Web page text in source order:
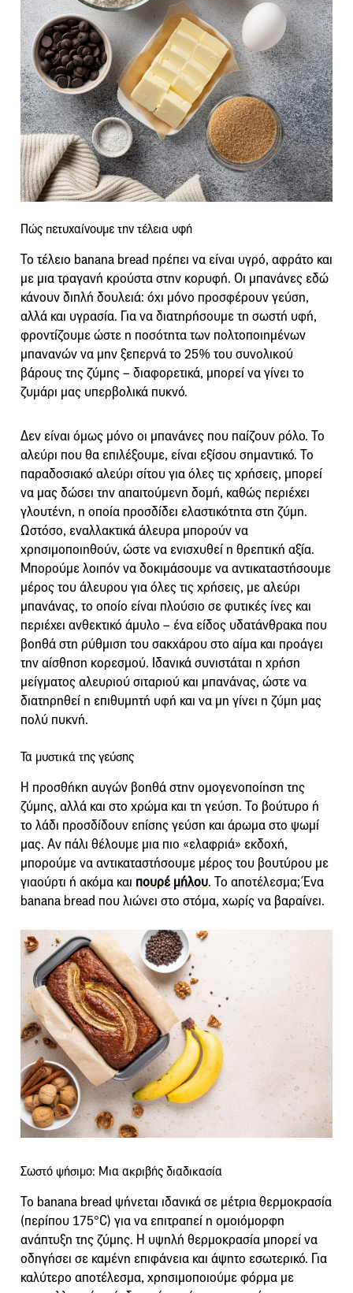
Πώς πετυχαίνουμε την τέλεια υφή
Το τέλειο banana bread πρέπει να είναι υγρό, αφράτο και
με μια τραγανή κρούστα στην κορυφή. Οι μπανάνες εδώ
κάνουν διπλή δουλειά: όχι μόνο προσφέρουν γεύση,
αλλά και υγρασία. Για να διατηρήσουμε τη σωστή υφή,
φροντίζουμε ώστε η ποσότητα των πολτοποιημένων
μπανανών να μην ξεπερνά το 25% του συνολικού
βάρους της ζύμης – διαφορετικά, μπορεί να γίνει το
ζυμάρι μας υπερβολικά πυκνό.
Δεν είναι όμως μόνο οι μπανάνες που παίζουν ρόλο. Το
αλεύρι που θα επιλέξουμε, είναι εξίσου σημαντικό. Το
παραδοσιακό αλεύρι σίτου για όλες τις χρήσεις, μπορεί
να μας δώσει την απαιτούμενη δομή, καθώς περιέχει
γλουτένη, η οποία προσδίδει ελαστικότητα στη ζύμη.
Ωστόσο, εναλλακτικά άλευρα μπορούν να
χρησιμοποιηθούν, ώστε να ενισχυθεί η θρεπτική αξία.
Μπορούμε λοιπόν να δοκιμάσουμε να αντικαταστήσουμε
μέρος του άλευρου για όλες τις χρήσεις, με αλεύρι
μπανάνας, το οποίο είναι πλούσιο σε φυτικές ίνες και
περιέχει ανθεκτικό άμυλο – ένα είδος υδατάνθρακα που
βοηθά στη ρύθμιση του σακχάρου στο αίμα και προάγει
την αίσθηση κορεσμού. Ιδανικά συνιστάται η χρήση
μείγματος αλευριού σιταριού και μπανάνας, ώστε να
διατηρηθεί η επιθυμητή υφή και να μη γίνει η ζύμη μας
πολύ πυκνή.
Τα μυστικά της γεύσης
Η προσθήκη αυγών βοηθά στην ομογενοποίηση της
ζύμης, αλλά και στο χρώμα και τη γεύση. Το βούτυρο ή
το λάδι προσδίδουν επίσης γεύση και άρωμα στο ψωμί
μας. Αν πάλι θέλουμε μια πιο «ελαφριά» εκδοχή,
μπορούμε να αντικαταστήσουμε μέρος του βουτύρου με
γιαούρτι ή ακόμα και πουρέ μήλου. Το αποτέλεσμα; Ένα
banana bread που λιώνει στο στόμα, χωρίς να βαραίνει.
Σωστό ψήσιμο: Μια ακριβής διαδικασία
Το banana bread ψήνεται ιδανικά σε μέτρια θερμοκρασία
(περίπου 175°C) για να επιτραπεί η ομοιόμορφη
ανάπτυξη της ζύμης. Η υψηλή θερμοκρασία μπορεί να
οδηγήσει σε καμένη επιφάνεια και άψητο εσωτερικό. Για
καλύτερο αποτέλεσμα, χρησιμοποιούμε φόρμα με